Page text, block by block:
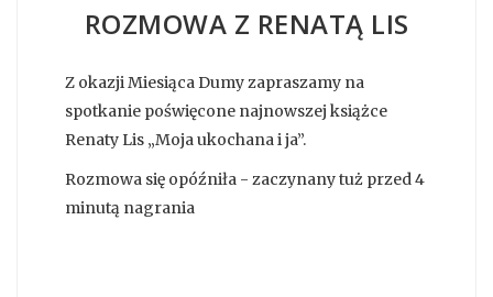
ROZMOWA Z RENATĄ LIS
Z okazji Miesiąca Dumy zapraszamy na
spotkanie poświęcone najnowszej książce
Renaty Lis „Moja ukochana i ja”.
Rozmowa się opóźniła - zaczynany tuż przed 4
minutą nagrania